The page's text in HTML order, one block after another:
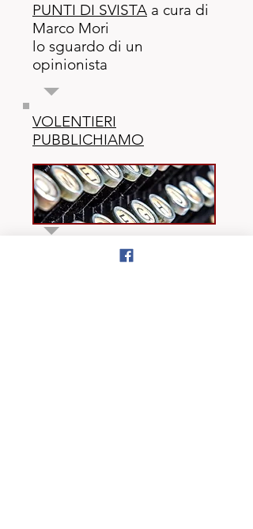
PUNTI DI SVISTA a cura di
Marco Mori
lo sguardo di un
opinionista
VOLENTIERI
PUBBLICHIAMO
IMAGE INSPIRATION